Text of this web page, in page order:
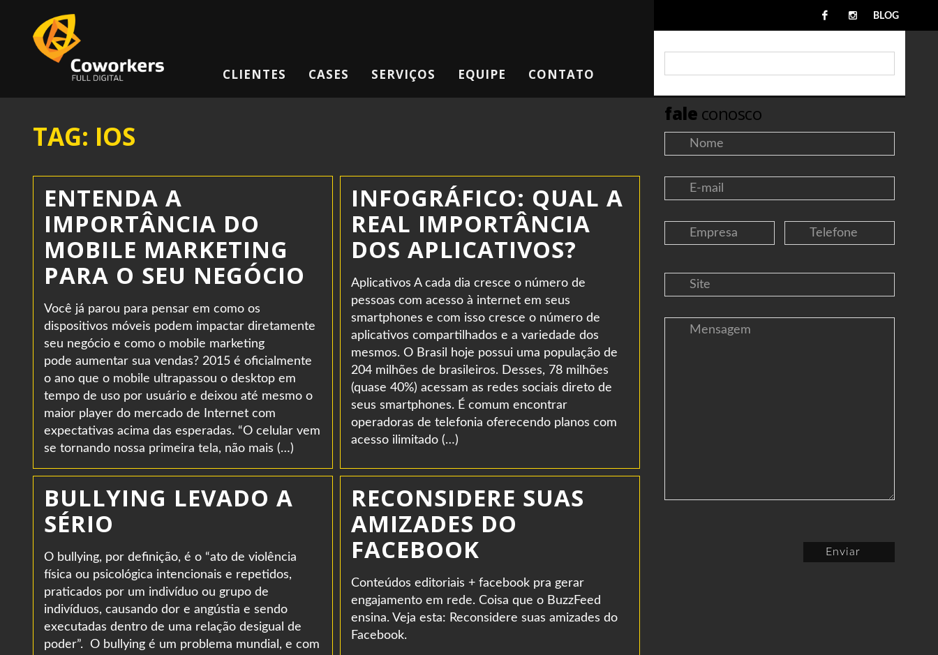
BLOG
CLIENTES CASES SERVIÇOS EQUIPE CONTATO
fale conosco
Enviar
TAG: IOS
ENTENDA A
IMPORTÂNCIA DO
MOBILE MARKETING
PARA O SEU NEGÓCIO
Você já parou para pensar em como os
dispositivos móveis podem impactar diretamente
seu negócio e como o mobile marketing
pode aumentar sua vendas? 2015 é oficialmente
o ano que o mobile ultrapassou o desktop em
tempo de uso por usuário e deixou até mesmo o
maior player do mercado de Internet com
expectativas acima das esperadas. “O celular vem
se tornando nossa primeira tela, não mais (…)
INFOGRÁFICO: QUAL A
REAL IMPORTÂNCIA
DOS APLICATIVOS?
Aplicativos A cada dia cresce o número de
pessoas com acesso à internet em seus
smartphones e com isso cresce o número de
aplicativos compartilhados e a variedade dos
mesmos. O Brasil hoje possui uma população de
204 milhões de brasileiros. Desses, 78 milhões
(quase 40%) acessam as redes sociais direto de
seus smartphones. É comum encontrar
operadoras de telefonia oferecendo planos com
acesso ilimitado (…)
BULLYING LEVADO A
SÉRIO
O bullying, por definição, é o “ato de violência
física ou psicológica intencionais e repetidos,
praticados por um indivíduo ou grupo de
indivíduos, causando dor e angústia e sendo
executadas dentro de uma relação desigual de
poder”. O bullying é um problema mundial, e com
RECONSIDERE SUAS
AMIZADES DO
FACEBOOK
Conteúdos editoriais + facebook pra gerar
engajamento em rede. Coisa que o BuzzFeed
ensina. Veja esta: Reconsidere suas amizades do
Facebook.